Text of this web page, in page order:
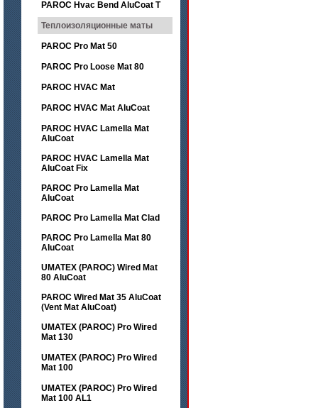
PAROC Hvac Bend AluCoat T
Теплоизоляционные маты
PAROC Pro Mat 50
PAROC Pro Loose Mat 80
PAROC HVAC Mat
PAROC HVAC Mat AluCoat
PAROC HVAC Lamella Mat
AluCoat
PAROC HVAC Lamella Mat
AluCoat Fix
PAROC Pro Lamella Mat
AluCoat
PAROC Pro Lamella Mat Clad
PAROC Pro Lamella Mat 80
AluCoat
UMATEX (PAROC) Wired Mat
80 AluCoat
PAROC Wired Mat 35 AluCoat
(Vent Mat AluCoat)
UMATEX (PAROC) Pro Wired
Mat 130
UMATEX (PAROC) Pro Wired
Mat 100
UMATEX (PAROC) Pro Wired
Mat 100 AL1